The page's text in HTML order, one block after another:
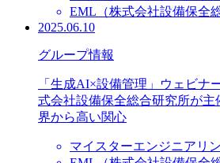
EML（株式会社設備保全
2025.06.10
グループ情報
「生成AI×設備管理」ウェビナ
式会社設備保全総合研究所が主
界から高い関心
マイスターエンジニアリ